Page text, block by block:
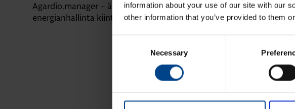
information about your use of our site with our
other information that you’ve provided to them
Necessary
Agardio.manager – älykäs
energianhallinta kiinteistöille
Paranna kiinteistösi
valokaarivikasuojalla